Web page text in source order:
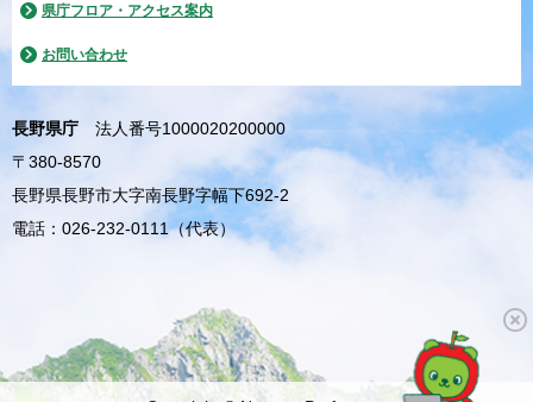
県庁フロア・アクセス案内
お問い合わせ
長野県庁
法人番号1000020200000
〒380-8570
長野県長野市大字南長野字幅下692-2
電話：026-232-0111（代表）